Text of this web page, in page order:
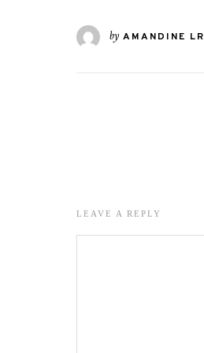
by AMANDINE LR
LEAVE A REPLY